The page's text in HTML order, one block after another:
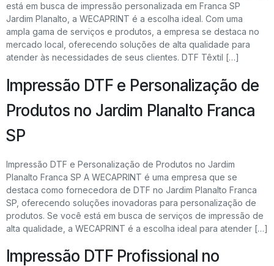
está em busca de impressão personalizada em Franca SP
Jardim Planalto, a WECAPRINT é a escolha ideal. Com uma
ampla gama de serviços e produtos, a empresa se destaca no
mercado local, oferecendo soluções de alta qualidade para
atender às necessidades de seus clientes. DTF Têxtil […]
Impressão DTF e Personalização de
Produtos no Jardim Planalto Franca
SP
Impressão DTF e Personalização de Produtos no Jardim
Planalto Franca SP A WECAPRINT é uma empresa que se
destaca como fornecedora de DTF no Jardim Planalto Franca
SP, oferecendo soluções inovadoras para personalização de
produtos. Se você está em busca de serviços de impressão de
alta qualidade, a WECAPRINT é a escolha ideal para atender […]
Impressão DTF Profissional no